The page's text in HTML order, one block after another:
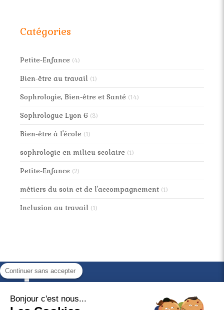
Catégories
Petite-Enfance (4)
Bien-être au travail (1)
Sophrologie, Bien-être et Santé (14)
Sophrologue Lyon 6 (3)
Bien-être à l'école (1)
sophrologie en milieu scolaire (1)
Petite-Enfance (2)
métiers du soin et de l'accompagnement (1)
Inclusion au travail (1)
Ligne 1
Continuer sans accepter
Bonjour c'est nous...